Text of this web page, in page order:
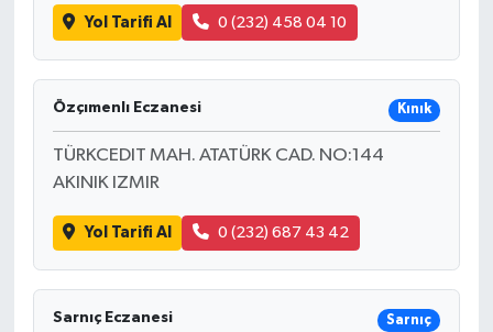
Yol Tarifi Al 0 (232) 458 04 10
Özçımenlı Eczanesi Kınık
TÜRKCEDIT MAH. ATATÜRK CAD. NO:144
AKINIK IZMIR
Yol Tarifi Al 0 (232) 687 43 42
Sarnıç Eczanesi Sarnıç